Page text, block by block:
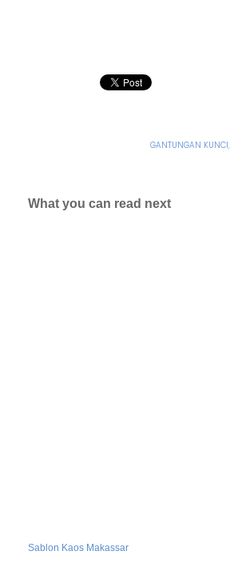
GANTUNGAN KUNCI,
What you can read next
Sablon Kaos Makassar